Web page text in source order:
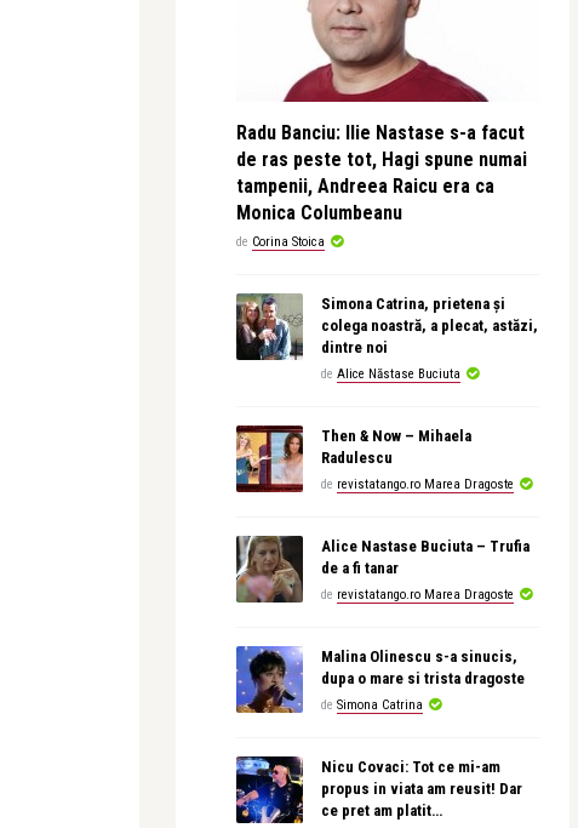
Radu Banciu: Ilie Nastase s-a facut
de ras peste tot, Hagi spune numai
tampenii, Andreea Raicu era ca
Monica Columbeanu
de Corina Stoica
Simona Catrina, prietena și
colega noastră, a plecat, astăzi,
dintre noi
de Alice Năstase Buciuta
Then & Now – Mihaela
Radulescu
de revistatango.ro Marea Dragoste
Alice Nastase Buciuta – Trufia
de a fi tanar
de revistatango.ro Marea Dragoste
Malina Olinescu s-a sinucis,
dupa o mare si trista dragoste
de Simona Catrina
Nicu Covaci: Tot ce mi-am
propus in viata am reusit! Dar
ce pret am platit…